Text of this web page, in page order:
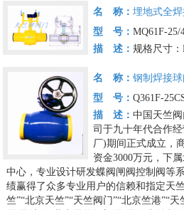
名 称：埋地式全焊
型 号：MQ61F-25/
描 述：规格尺寸：
名 称：钢制焊接球
型 号：Q361F-
描 述：中国天竺
司于九十年代合作
厂)期间正式成立，
资金3000万元，下
中心，专业设计研发蝶阀闸阀控制阀等
绩赢得了众多专业用户的信赖和指定天
竺”“北京天竺”“天竺阀门”“北京竺港”“